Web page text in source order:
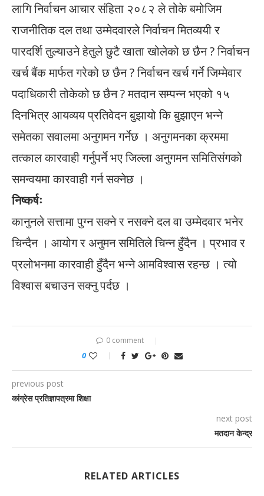
लागि निर्वाचन आचार संहिता २०८२ ले तोके बमोजिम
राजनीतिक दल तथा उम्मेदवारले निर्वाचन मितव्ययी र
पारदर्शि तुल्याउने हेतुले छुटै खाता खोलेको छ छैन ? निर्वाचन
खर्च बैंक मार्फत गरेको छ छैन ? निर्वाचन खर्च गर्ने जिम्मेवार
पदाधिकारी तोकेको छ छैन ? मतदान सम्पन्न भएको १५
दिनभित्र आयव्यय प्रतिवेदन बुझायो कि बुझाएन भन्ने
समेतका सवालमा अनुगमन गर्नेछ । अनुगमनका क्रममा
तत्काल कारवाही गर्नुपर्ने भए जिल्ला अनुगमन समितिसंगको
समन्वयमा कारवाही गर्न सक्नेछ ।
निष्कर्षः
कानुनले सत्तामा पुग्न सक्ने र नसक्ने दल वा उम्मेदवार भनेर
चिन्दैन । आयोग र अनुमन समितिले चिन्न हुँदैन । प्रभाव र
प्रलोभनमा कारवाही हुँदैन भन्ने आमविश्वास रहन्छ । त्यो
विश्वास बचाउन सक्नु पर्दछ ।
0 comment
0
previous post
कांग्रेस प्रतिज्ञापत्रमा शिक्षा
next post
मतदान केन्द्र
RELATED ARTICLES